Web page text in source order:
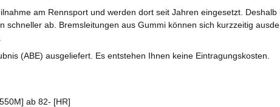
am Rennsport und werden dort seit Jahren eingesetzt.
schneller ab. Bremsleitungen aus Gummi können sich kurzzeitig
(ABE) ausgeliefert. Es entstehen Ihnen keine Eintragungskosten.
ab 82- [HR]